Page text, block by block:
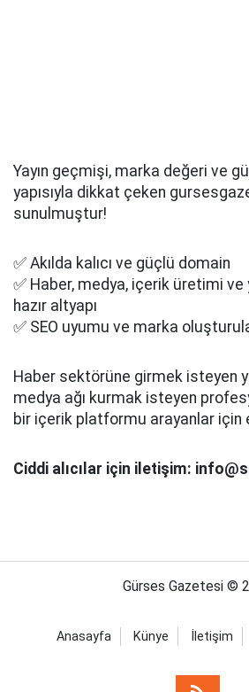
Yayın geçmişi, marka değeri ve
yapısıyla dikkat çeken
sunulmuştur!
✅ Akılda kalıcı ve güçlü domain
✅ Haber, medya, içerik üretimi ve
hazır altyapı
✅ SEO uyumu ve marka
Haber sektörüne girmek isteyen
medya ağı kurmak isteyen
bir içerik platformu arayanlar için
Ciddi alıcılar için iletişim:
Gürses Gazetesi ©
Anasayfa Künye İletişim